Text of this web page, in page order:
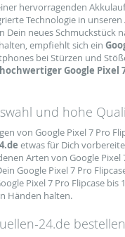
hervorragenden
Technologie in
Dein neues
empfiehlt sich ein
bei Stürzen und
hochwertiger Google Pixel
und hohe
von Google Pixel 7 Pro
etwas für Dich
Arten von Google
Google Pixel 7 Pro
Pixel 7 Pro Flipcase
Händen halten.
24.de bestellen